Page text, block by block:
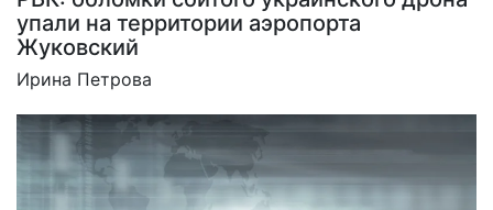
упали на территории аэропорта
Жуковский
Ирина Петрова